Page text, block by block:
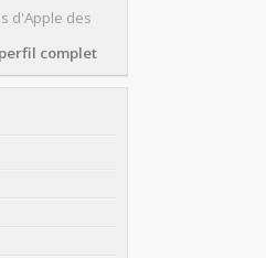
d'Apple des
complet